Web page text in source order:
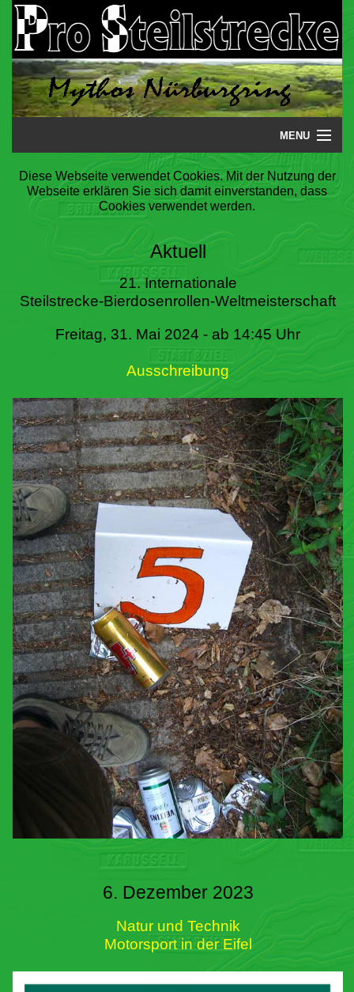
MENU
Startseite
Steilstrecke
Literatur
Termine
Diese Webseite verwendet Cookies. Mit der Nutzung der
Webseite erklären Sie sich damit einverstanden, dass
Cookies verwendet werden.
Aktuell
21. Internationale
Steilstrecke-Bierdosenrollen-Weltmeisterschaft
Freitag, 31. Mai 2024 - ab 14:45 Uhr
Ausschreibung
6. Dezember 2023
Natur und Technik
Motorsport in der Eifel